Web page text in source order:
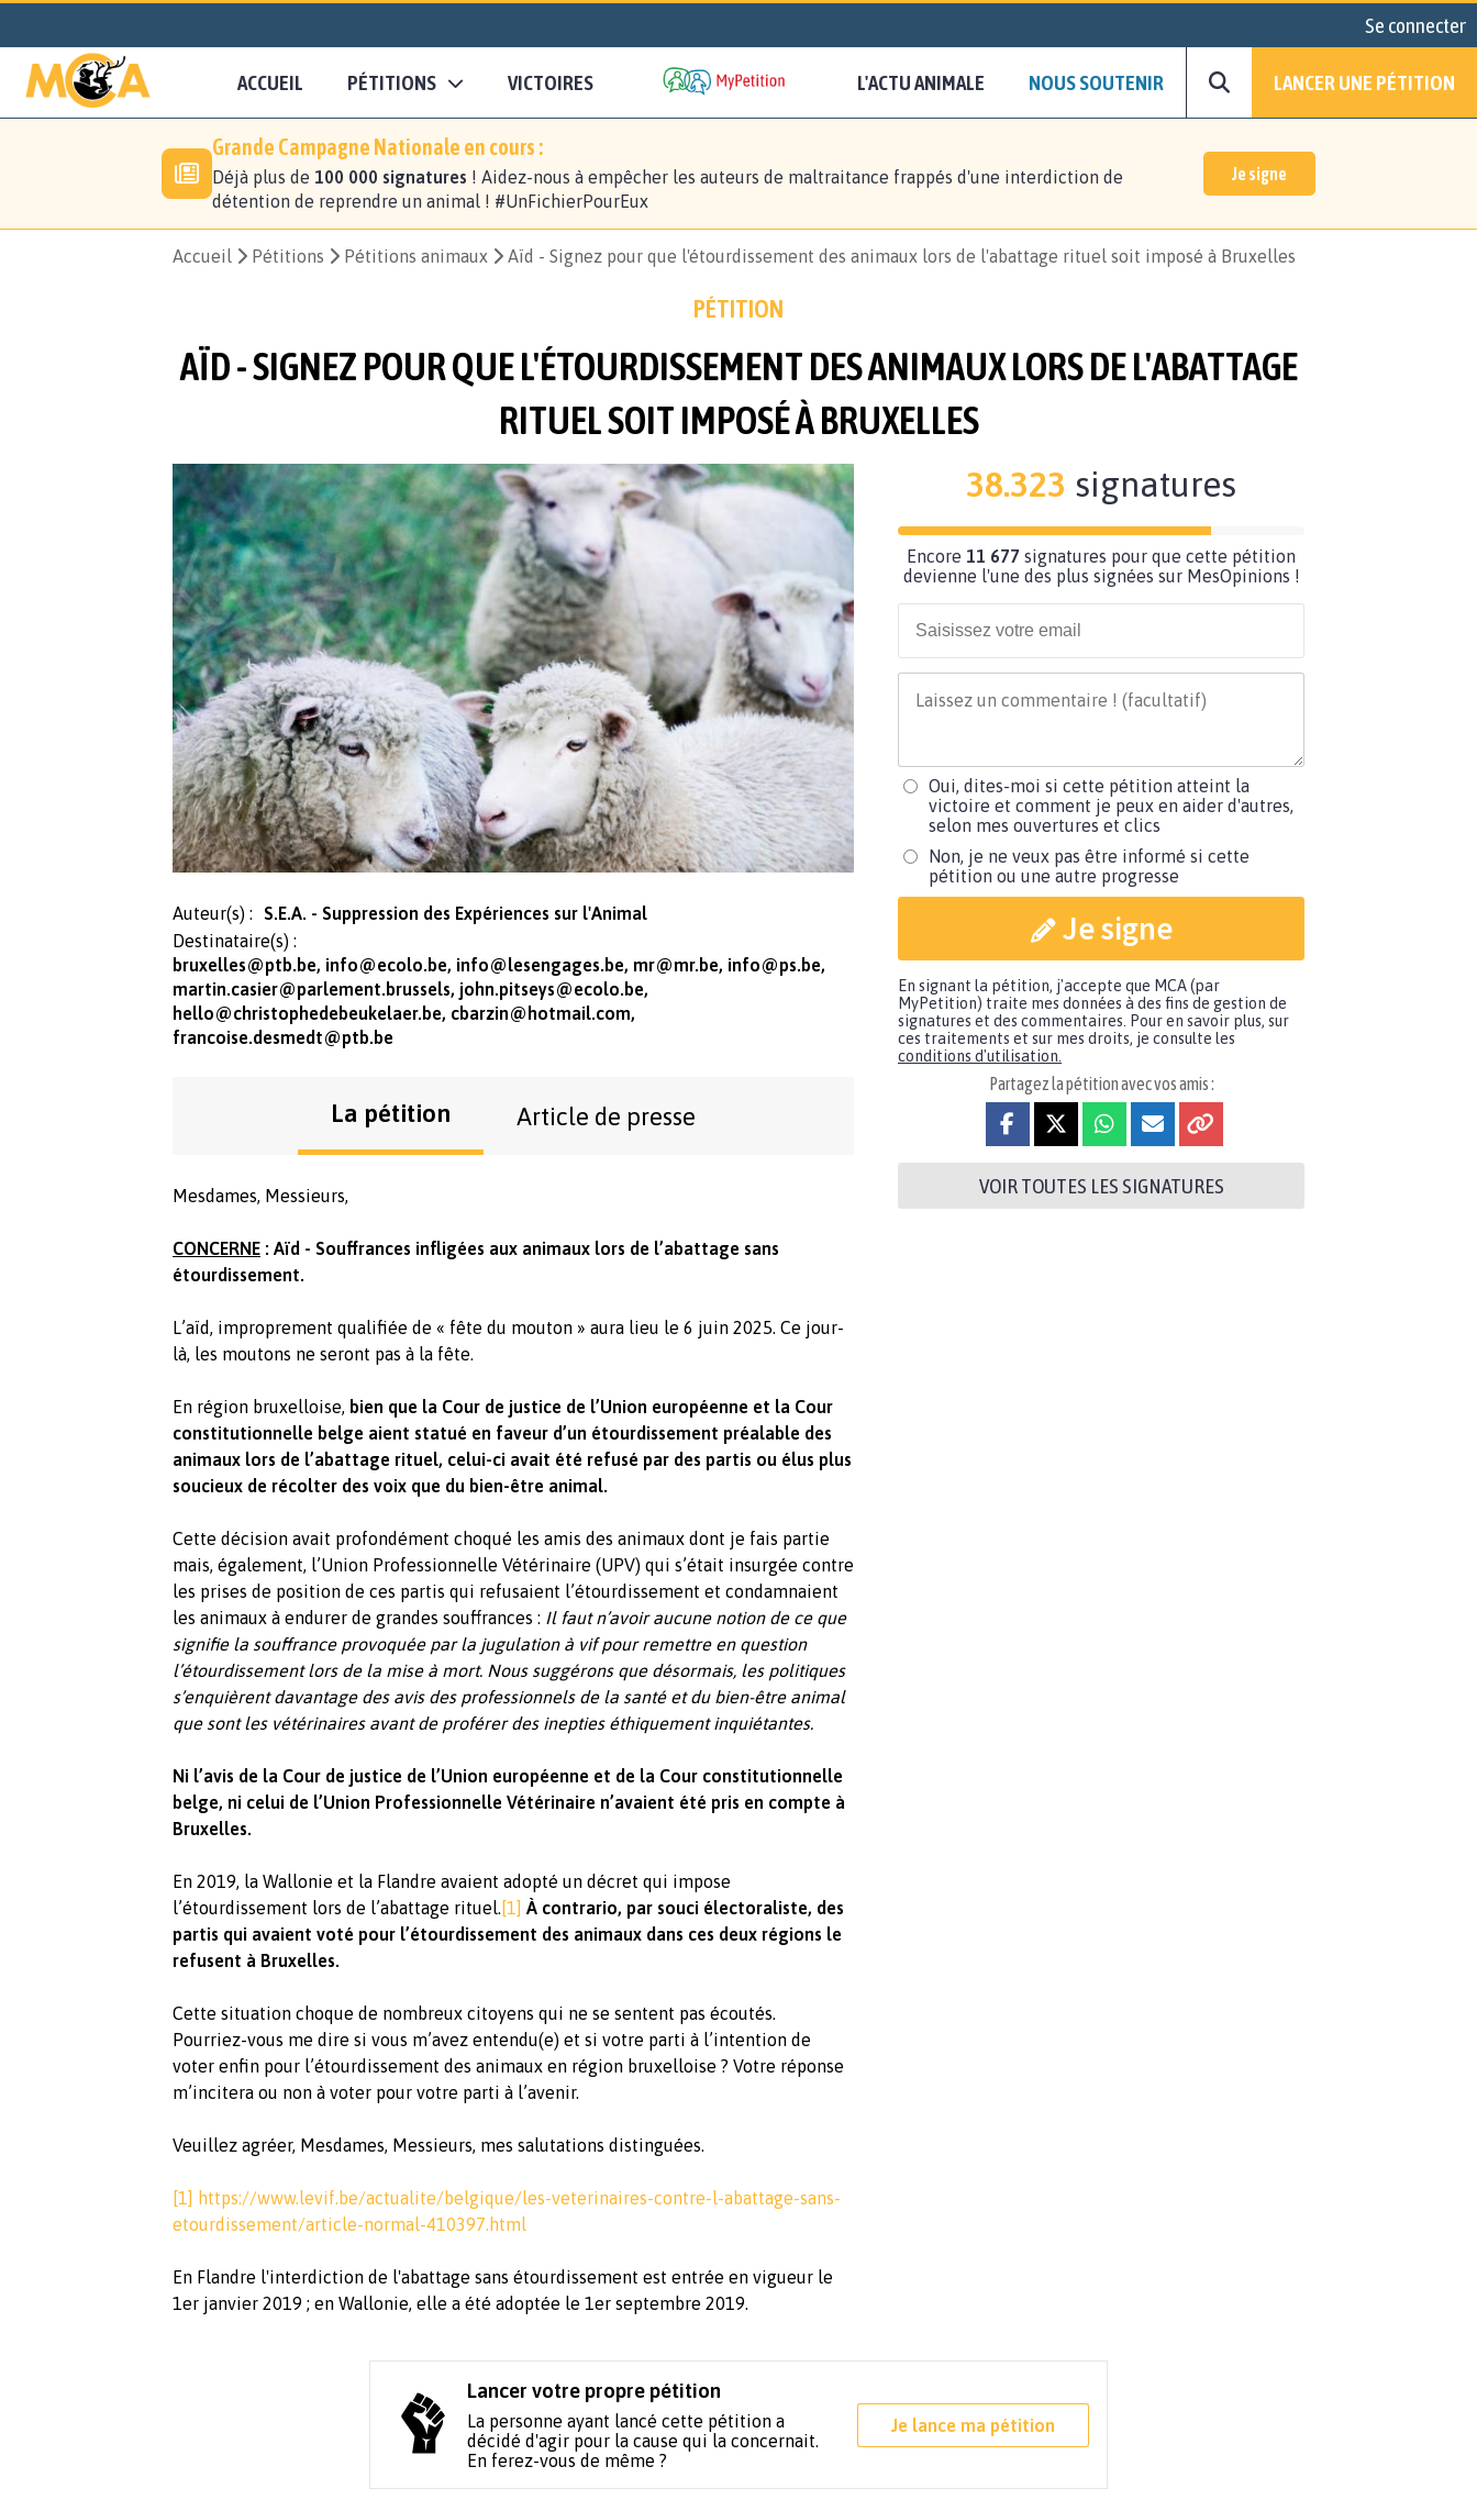
Se connecter
ACCUEIL PÉTITIONS VICTOIRES L'ACTU ANIMALE NOUS SOUTENIR LANCER UNE PÉTITION
Grande Campagne Nationale en cours :
Déjà plus de 100 000 signatures ! Aidez-nous à empêcher les auteurs de maltraitance frappés d'une interdiction de
détention de reprendre un animal ! #UnFichierPourEux
Je signe
Accueil Pétitions Pétitions animaux Aïd - Signez pour que l'étourdissement des animaux lors de l'abattage rituel soit imposé à Bruxelles
PÉTITION
AÏD - SIGNEZ POUR QUE L'ÉTOURDISSEMENT DES ANIMAUX LORS DE L'ABATTAGE
RITUEL SOIT IMPOSÉ À BRUXELLES
Auteur(s) :
S.E.A. - Suppression des Expériences sur l'Animal
Destinataire(s) :
bruxelles@ptb.be, info@ecolo.be, info@lesengages.be, mr@mr.be, info@ps.be,
martin.casier@parlement.brussels, john.pitseys@ecolo.be,
hello@christophedebeukelaer.be, cbarzin@hotmail.com,
francoise.desmedt@ptb.be
La pétition Article de presse
Mesdames, Messieurs,
CONCERNE : Aïd - Souffrances infligées aux animaux lors de l’abattage sans
étourdissement.
L’aïd, improprement qualifiée de « fête du mouton » aura lieu le 6 juin 2025. Ce jour-
là, les moutons ne seront pas à la fête.
En région bruxelloise, bien que la Cour de justice de l’Union européenne et la Cour
constitutionnelle belge aient statué en faveur d’un étourdissement préalable des
animaux lors de l’abattage rituel, celui-ci avait été refusé par des partis ou élus plus
soucieux de récolter des voix que du bien-être animal.
Cette décision avait profondément choqué les amis des animaux dont je fais partie
mais, également, l’Union Professionnelle Vétérinaire (UPV) qui s’était insurgée contre
les prises de position de ces partis qui refusaient l’étourdissement et condamnaient
les animaux à endurer de grandes souffrances : Il faut n’avoir aucune notion de ce que
signifie la souffrance provoquée par la jugulation à vif pour remettre en question
l’étourdissement lors de la mise à mort. Nous suggérons que désormais, les politiques
s’enquièrent davantage des avis des professionnels de la santé et du bien-être animal
que sont les vétérinaires avant de proférer des inepties éthiquement inquiétantes.
Ni l’avis de la Cour de justice de l’Union européenne et de la Cour constitutionnelle
belge, ni celui de l’Union Professionnelle Vétérinaire n’avaient été pris en compte à
Bruxelles.
En 2019, la Wallonie et la Flandre avaient adopté un décret qui impose
l’étourdissement lors de l’abattage rituel. [1] À contrario, par souci électoraliste, des
partis qui avaient voté pour l’étourdissement des animaux dans ces deux régions le
refusent à Bruxelles.
Cette situation choque de nombreux citoyens qui ne se sentent pas écoutés.
Pourriez-vous me dire si vous m’avez entendu(e) et si votre parti à l’intention de
voter enfin pour l’étourdissement des animaux en région bruxelloise ? Votre réponse
m’incitera ou non à voter pour votre parti à l’avenir.
Veuillez agréer, Mesdames, Messieurs, mes salutations distinguées.
[1] https://www.levif.be/actualite/belgique/les-veterinaires-contre-l-abattage-sans-
etourdissement/article-normal-410397.html
En Flandre l'interdiction de l'abattage sans étourdissement est entrée en vigueur le
1er janvier 2019 ; en Wallonie, elle a été adoptée le 1er septembre 2019.
38.323 signatures
Encore 11 677 signatures pour que cette pétition
devienne l'une des plus signées sur MesOpinions !
Oui, dites-moi si cette pétition atteint la
victoire et comment je peux en aider d'autres,
selon mes ouvertures et clics
Non, je ne veux pas être informé si cette
pétition ou une autre progresse
Je signe
En signant la pétition, j'accepte que MCA (par
MyPetition) traite mes données à des fins de gestion de
signatures et des commentaires. Pour en savoir plus, sur
ces traitements et sur mes droits, je consulte les
conditions d'utilisation.
Partagez la pétition avec vos amis :
VOIR TOUTES LES SIGNATURES
Lancer votre propre pétition
La personne ayant lancé cette pétition a
décidé d'agir pour la cause qui la concernait.
En ferez-vous de même ?
Je lance ma pétition